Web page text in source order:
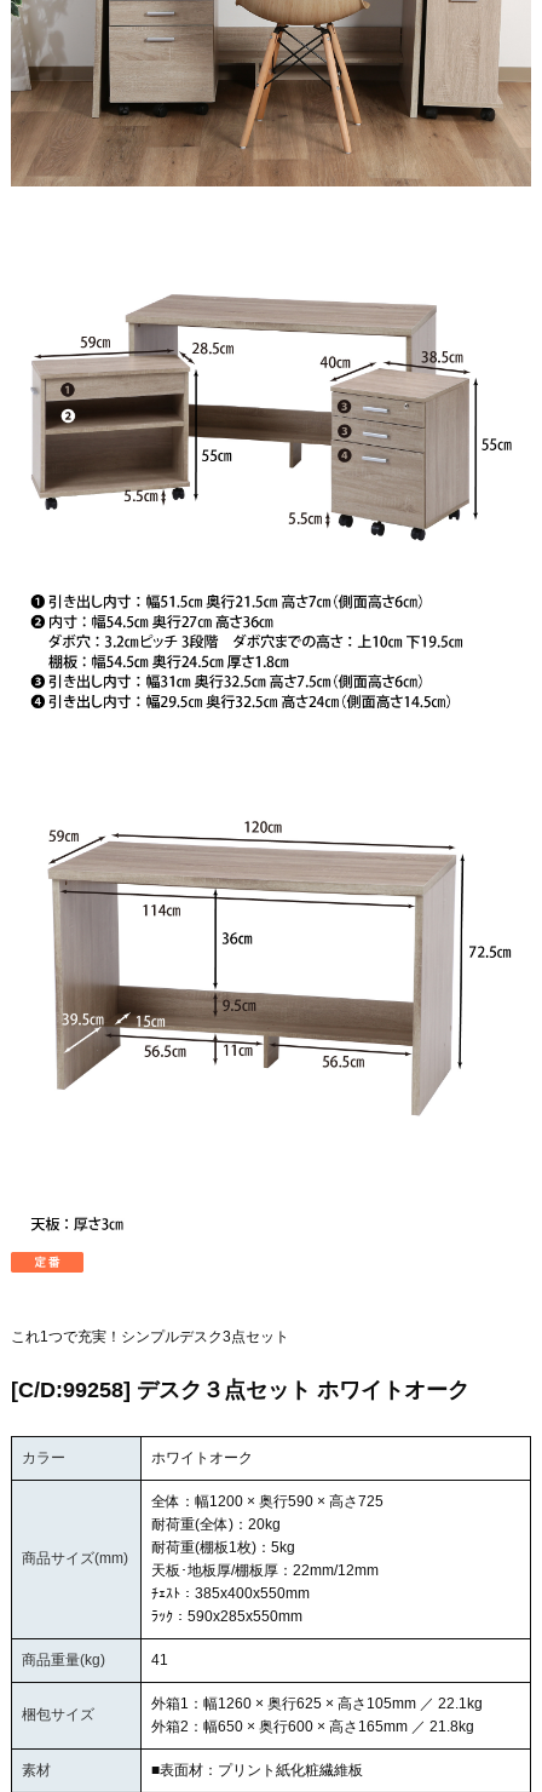
これ1つで充実！シンプルデスク3点セット
[C/D:99258] デスク３点セット ホワイトオーク
カラー ホワイトオーク
商品サイズ(mm)
全体：幅1200 × 奥行590 × 高さ725
耐荷重(全体)：20kg
耐荷重(棚板1枚)：5kg
天板･地板厚/棚板厚：22mm/12mm
ﾁｪｽﾄ：385x400x550mm
ﾗｯｸ：590x285x550mm
商品重量(kg) 41
梱包サイズ
外箱1：幅1260 × 奥行625 × 高さ105mm ／ 22.1kg
外箱2：幅650 × 奥行600 × 高さ165mm ／ 21.8kg
素材 ■表面材：プリント紙化粧繊維板